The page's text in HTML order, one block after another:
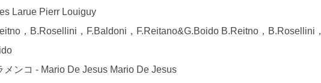
Larue Pierr Louiguy
，B.Rosellini，F.Baldoni，F.Reitano&G.Boido B.Reitno，B.Rosellini，
ンコ - Mario De Jesus Mario De Jesus